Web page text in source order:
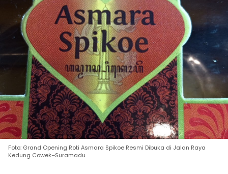
Foto: Grand Opening Roti Asmara Spikoe Resmi Dibuka di Jalan Raya
Kedung Cowek–Suramadu